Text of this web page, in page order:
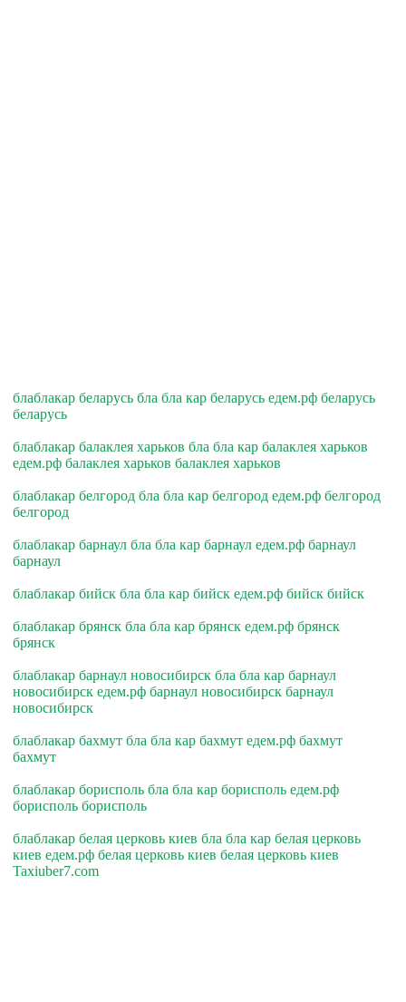
блаблакар беларусь бла бла кар беларусь едем.рф беларусь
беларусь
блаблакар балаклея харьков бла бла кар балаклея харьков
едем.рф балаклея харьков балаклея харьков
блаблакар белгород бла бла кар белгород едем.рф белгород
белгород
блаблакар барнаул бла бла кар барнаул едем.рф барнаул
барнаул
блаблакар бийск бла бла кар бийск едем.рф бийск бийск
блаблакар брянск бла бла кар брянск едем.рф брянск
брянск
блаблакар барнаул новосибирск бла бла кар барнаул
новосибирск едем.рф барнаул новосибирск барнаул
новосибирск
блаблакар бахмут бла бла кар бахмут едем.рф бахмут
бахмут
блаблакар борисполь бла бла кар борисполь едем.рф
борисполь борисполь
блаблакар белая церковь киев бла бла кар белая церковь
киев едем.рф белая церковь киев белая церковь киев
Taxiuber7.com